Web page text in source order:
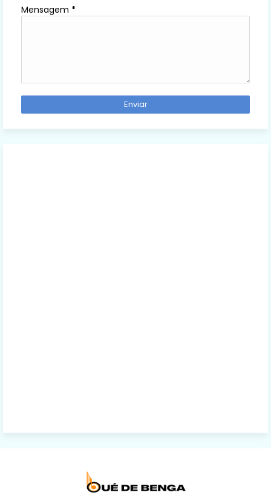
Mensagem *